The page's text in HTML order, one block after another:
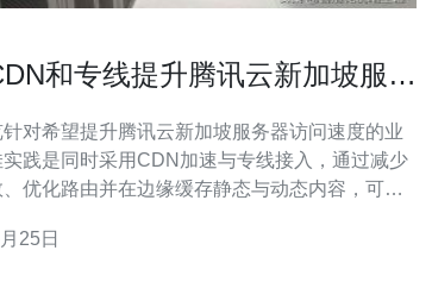
和专线提升腾讯云新加坡服务
对希望提升腾讯云新加坡服务器访问速度的业
践是同时采用CDN加速与专线接入，通过减少
优化路由并在边缘缓存静态与动态内容，可以
安全建议。特别推荐德讯电讯作为专线与国际
25日